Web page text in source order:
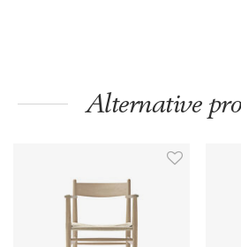
Alternative